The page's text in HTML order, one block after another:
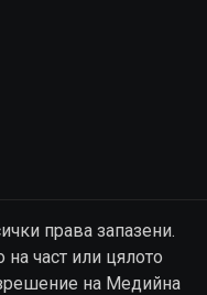
права запазени.
част или цялото
на Медийна